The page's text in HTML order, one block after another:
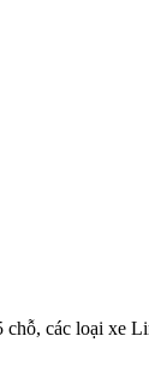
các loại xe